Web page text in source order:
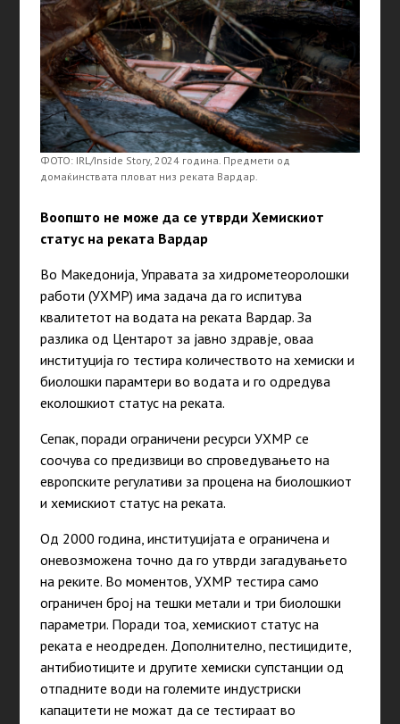
ФОТО: IRL/Inside Story, 2024 година. Предмети од
домаќинствата пловат низ реката Вардар.
Воопшто не може да се утврди Хемискиот
статус на реката Вардар
Во Македонија, Управата за хидрометеоролошки
работи (УХМР) има задача да го испитува
квалитетот на водата на реката Вардар. За
разлика од Центарот за јавно здравје, оваа
институција го тестира количеството на хемиски и
биолошки парамтери во водата и го одредува
еколошкиот статус на реката.
Сепак, поради ограничени ресурси УХМР се
соочува со предизвици во спроведувањето на
европските регулативи за процена на биолошкиот
и хемискиот статус на реката.
Од 2000 година , институцијата е ограничена и
оневозможена точно да го утврди загадувањето
на реките. Во моментов, УХМР тестира само
ограничен број на тешки метали и три биолошки
параметри. Поради тоа, хемискиот статус на
реката е неодреден. Дополнително, пестицидите,
антибиотиците и другите хемиски супстанции од
отпадните води на големите индустриски
капацитети не можат да се тестираат во